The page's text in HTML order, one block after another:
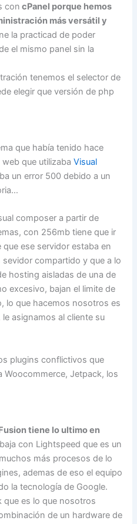
con cPanel porque hemos
más versátil y
la practicad de poder
el mismo panel sin la
tenemos el selector de
elegir que versión de php
que había tenido hace
que utilizabaVisual
un error 500 debido a un
composer a partir de
con 256mb tiene que ir
ese servidor estaba en
compartido y que a lo
hosting aisladas de una de
excesivo, bajan el limite de
lo que hacemos nosotros es
asignamos al cliente su
plugins conflictivos que
Woocommerce, Jetpack, los
tiene lo ultimo en
con Lightspeed que es un
más procesos de lo
ademas de eso el equipo
la tecnología de Google.
que es lo que nosotros
de un hardware de